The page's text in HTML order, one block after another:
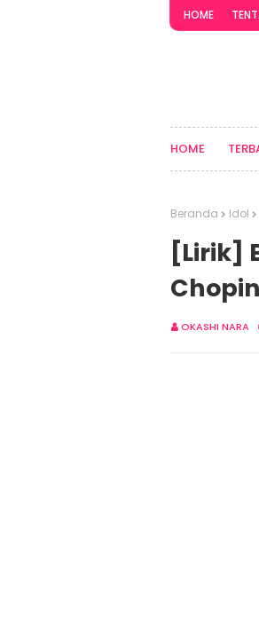
HOME
HOME
Beranda Idol
[Lirik]
OKASHI NARA